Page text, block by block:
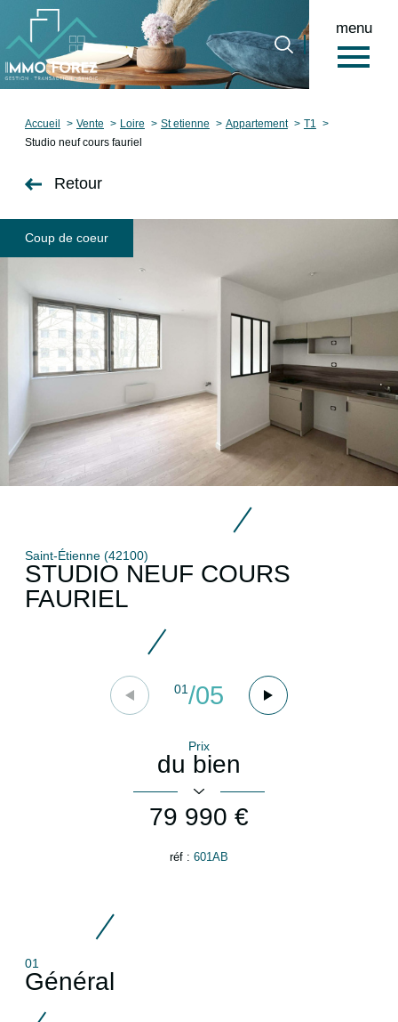
menu
Accueil
0
Accueil Vente Loire St etienne Appartement
T1
Studio neuf cours fauriel
Retour
Coup de coeur
Saint-Étienne (42100)
STUDIO NEUF COURS
FAURIEL
01/05
Prix
du bien
79 990 €
réf : 601AB
01
Général